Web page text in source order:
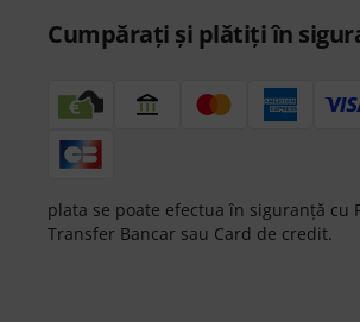
Cumpărați și plătiți în
plata se poate efectua în siguranță cu
Transfer Bancar sau Card de credit.